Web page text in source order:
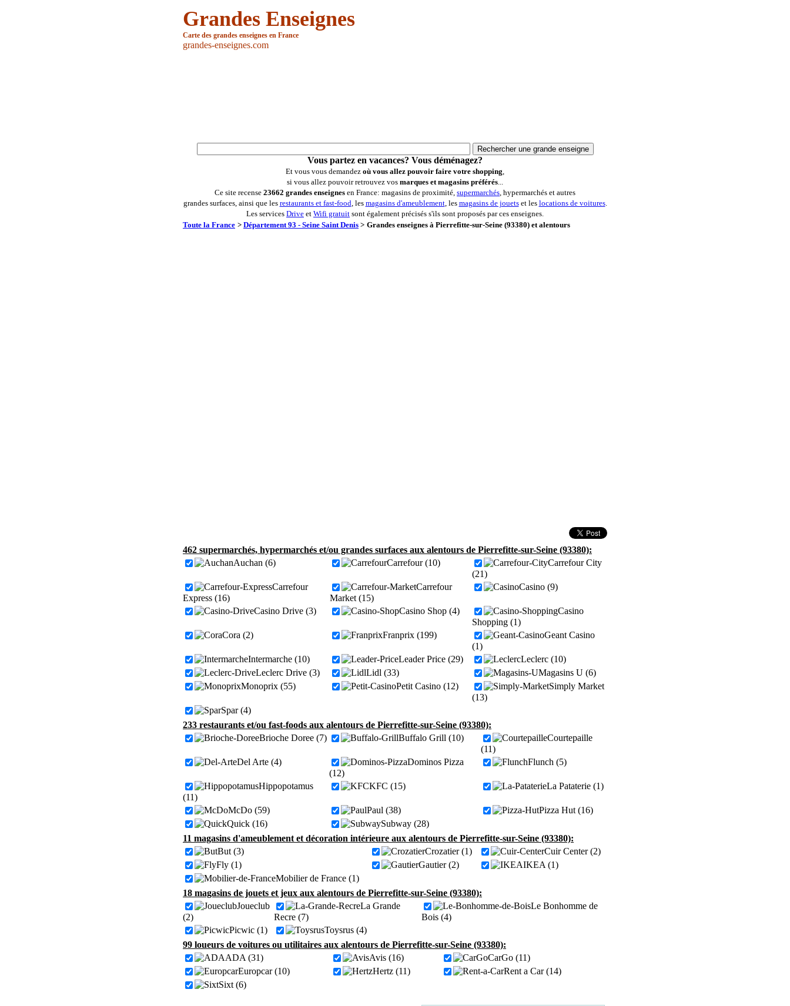
Grandes Enseignes
Carte des grandes enseignes en France
grandes-enseignes.com
Vous partez en vacances? Vous déménagez?
Et vous vous demandez où vous allez pouvoir faire votre shopping,
si vous allez pouvoir retrouvez vos marques et magasins préférés...
Ce site recense 23662 grandes enseignes en France: magasins de proximité, supermarchés, hypermarchés et autres
grandes surfaces, ainsi que les restaurants et fast-food, les magasins d'ameublement, les magasins de jouetset les locations de voitures.
Les services Drive et Wifi gratuit sont également précisés s'ils sont proposés par ces enseignes.
Toute la France > Département 93 - Seine Saint Denis > Grandes enseignes à Pierrefitte-sur-Seine (93380) et alentours
462 supermarchés, hypermarchés et/ou grandes surfaces aux alentours de Pierrefitte-sur-Seine (93380):
Auchan (6)
Carrefour (10)
Carrefour City
(21)
Carrefour
Express (16)
Carrefour
Market (15)
Casino (9)
Casino Drive (3) Casino Shop (4)
Casino
Shopping (1)
Cora (2)
Franprix (199)
Geant Casino
(1)
Intermarche (10)
Leader Price (29)
Leclerc (10)
Leclerc Drive (3)
Lidl (33)
Magasins U (6)
Monoprix (55)
Petit Casino (12)
Simply Market
(13)
Spar (4)
233 restaurants et/ou fast-foods aux alentours de Pierrefitte-sur-Seine (93380):
Brioche Doree (7)
Buffalo Grill (10)
Courtepaille
(11)
Del Arte (4)
Dominos Pizza
(12)
Flunch (5)
Hippopotamus
(11)
KFC (15) La Pataterie (1)
McDo (59) Paul (38)
Pizza Hut (16)
Quick (16)
Subway (28)
11 magasins d'ameublement et décoration intérieure aux alentours de Pierrefitte-sur-Seine (93380):
But (3)
Crozatier (1)
Cuir Center (2)
Fly (1)
Gautier (2)
IKEA (1)
Mobilier de France (1)
18 magasins de jouets et jeux aux alentours de Pierrefitte-sur-Seine (93380):
Joueclub
(2)
La Grande
Recre (7)
Le Bonhomme de
Bois (4)
Picwic (1)
Toysrus (4)
99 loueurs de voitures ou utilitaires aux alentours de Pierrefitte-sur-Seine (93380):
ADA (31)
Avis (16)
CarGo (11)
Europcar (10)
Hertz (11)
Rent a Car (14)
Sixt (6)